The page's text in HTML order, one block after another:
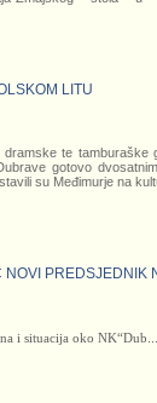
LITU
dramske te tamburaške
gotovo
su Međimurje na
NOVI PREDSJEDNIK
i situacija oko NK“Dub